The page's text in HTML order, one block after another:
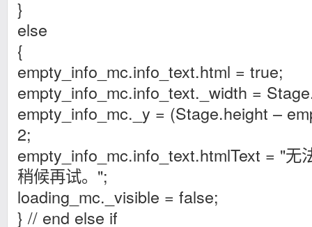
}
else
{
empty_info_mc.info_text.html = true;
empty_info_mc.info_text._width =
empty_info_mc._y = (Stage.height –
2;
empty_info_mc.info_text.htmlText = "无
稍候再试。";
loading_mc._visible = false;
} // end else if